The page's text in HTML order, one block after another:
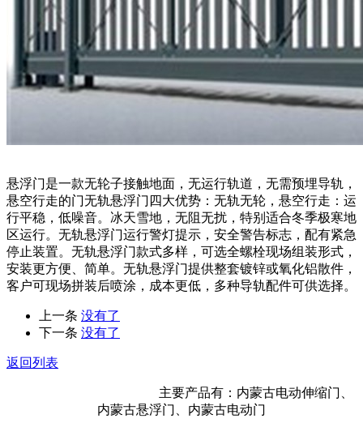
悬浮门是一款无轮子接触地面，无运行轨道，无需预埋导轨，
悬空行走的门无轨悬浮门四大优势：无轨无轮，悬空行走：运
行平稳，低噪音。冰天雪地，无阻无扰，特别适合冬季极寒地
区运行。无轨悬浮门运行警灯提示，安全警告标志，配有紧急
停止装置。无轨悬浮门款式多样，可选全螺栓现场组装形式，
安装更方便、简单。无轨悬浮门提供整套镀锌或氧化铝散件，
客户可现场拼装后喷涂，成本更低，多种导轨配件可供选择。
上一条 没有了
下一条 没有了
返回列表
主要产品有：内蒙古电动伸缩门、
内蒙古悬浮门、内蒙古电动门